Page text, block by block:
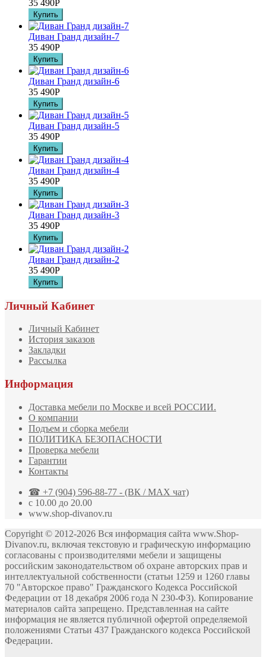
35 490Р
Диван Гранд дизайн-7
35 490Р
Диван Гранд дизайн-6
35 490Р
Диван Гранд дизайн-5
35 490Р
Диван Гранд дизайн-4
35 490Р
Диван Гранд дизайн-3
35 490Р
Диван Гранд дизайн-2
35 490Р
Личный Кабинет
Личный Кабинет
История заказов
Закладки
Рассылка
Информация
Доставка мебели по Москве и всей РОССИИ.
О компании
Подъем и сборка мебели
ПОЛИТИКА БЕЗОПАСНОСТИ
Проверка мебели
Гарантии
Контакты
☎ +7 (904) 596-88-77 - (ВК / MAX чат)
с 10.00 до 20.00
www.shop-divanov.ru
Copyright © 2012-2026 Вся информация сайта www.Shop-
Divanov.ru, включая текстовую и графическую информацию
согласованы с производителями мебели и защищены
российским законодательством об охране авторских прав и
интеллектуальной собственности (статьи 1259 и 1260 главы
70 "Авторское право" Гражданского Кодекса Российской
Федерации от 18 декабря 2006 года N 230-ФЗ). Копирование
материалов сайта запрещено. Представленная на сайте
информация не является публичной офертой определяемой
положениями Статьи 437 Гражданского кодекса Российской
Федерации.